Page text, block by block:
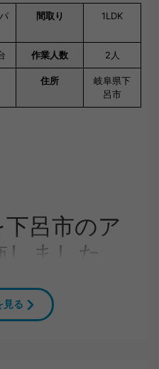
間取り 1LDK
作業人数 2人
住所
岐阜県下
呂市
呂市のア
ました
しい」とご相談いただき、
見る